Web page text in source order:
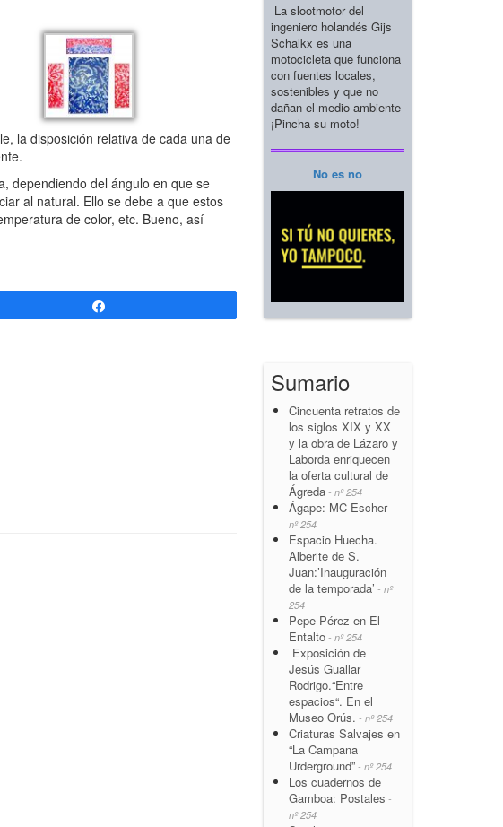
la disposición relativa de cada una de
dependiendo del ángulo en que se
al natural. Ello se debe a que estos
de color, etc. Bueno, así
La slootmotor del
ingeniero holandés Gijs
Schalkx es una
motocicleta que funciona
con fuentes locales,
sostenibles y que no
dañan el medio ambiente
¡Pincha su moto!
No es no
Sumario
Cincuenta retratos de
los siglos XIX y XX
y la obra de Lázaro y
Laborda enriquecen
la oferta cultural de
Ágreda - nº 254
Ágape: MC Escher-
nº 254
Espacio Huecha.
Alberite de S.
Juan:’Inauguración
de la temporada’ - nº
254
Pepe Pérez en El
Entalto - nº 254
Exposición de
Jesús Guallar
Rodrigo.“Entre
espacios“. En el
Museo Orús. - nº 254
Criaturas Salvajes en
“La Campana
Urderground” - nº 254
Los cuadernos de
Gamboa: Postales -
nº 254